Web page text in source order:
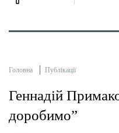
Головна Публікації
Геннадій
доробимо”